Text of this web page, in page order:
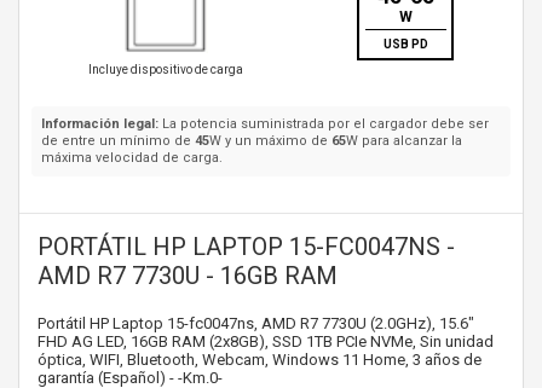
Incluye dispositivo de carga
W
USB PD
Información legal: La potencia suministrada por el cargador debe ser
de entre un mínimo de 45W y un máximo de 65W para alcanzar la
máxima velocidad de carga.
PORTÁTIL HP LAPTOP 15-FC0047NS -
AMD R7 7730U - 16GB RAM
Portátil HP Laptop 15-fc0047ns, AMD R7 7730U (2.0GHz), 15.6"
FHD AG LED, 16GB RAM (2x8GB), SSD 1TB PCIe NVMe, Sin unidad
óptica, WIFI, Bluetooth, Webcam, Windows 11 Home, 3 años de
garantía (Español) - -Km.0-